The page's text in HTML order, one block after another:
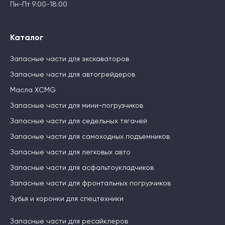
Пн-Пт 9:00-18:00
Каталог
Запасные части для экскаваторов
Запасные части для автогрейдеров
Масла XCMG
Запасные части для мини-погрузчиков
Запасные части для седельных тягачей
Запасные части для самоходных подъемников
Запасные части для легковых авто
Запасные части для асфальтоукладчиков
Запасные части для фронтальных погрузчиков
Зубья и коронки для спецтехники
Запасные части для ресайклеров